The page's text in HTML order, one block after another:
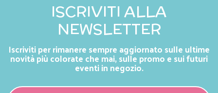
ISCRIVITI ALLA
NEWSLETTER
Iscriviti per rimanere sempre aggiornato sulle ultime
novità più colorate che mai, sulle promo e sui futuri
eventi in negozio.